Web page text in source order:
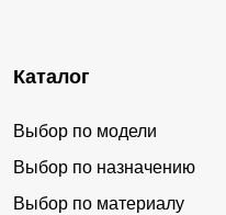
Каталог
Выбор по модели
Выбор по назначению
Выбор по материалу